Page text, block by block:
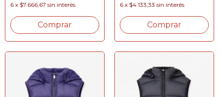
6 x $7.666,67 sin interés
Comprar
6 x $4.133,33 sin interés
Comprar